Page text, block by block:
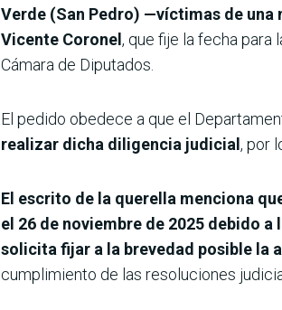
Verde (San Pedro) —víctimas de una
Vicente Coronel , que fije la fecha
Cámara de Diputados.
El pedido obedece a que el
realizar dicha diligencia judicial , por
El escrito de la querella menciona
el 26 de noviembre de 2025 debido
solicita fijar a la brevedad posible la
cumplimiento de las resoluciones